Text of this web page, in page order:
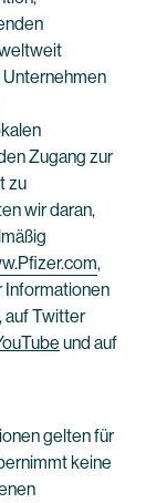
Zugang zur
zu
wir daran,
,
Informationen
, auf Twitter
und auf
gelten für
keine